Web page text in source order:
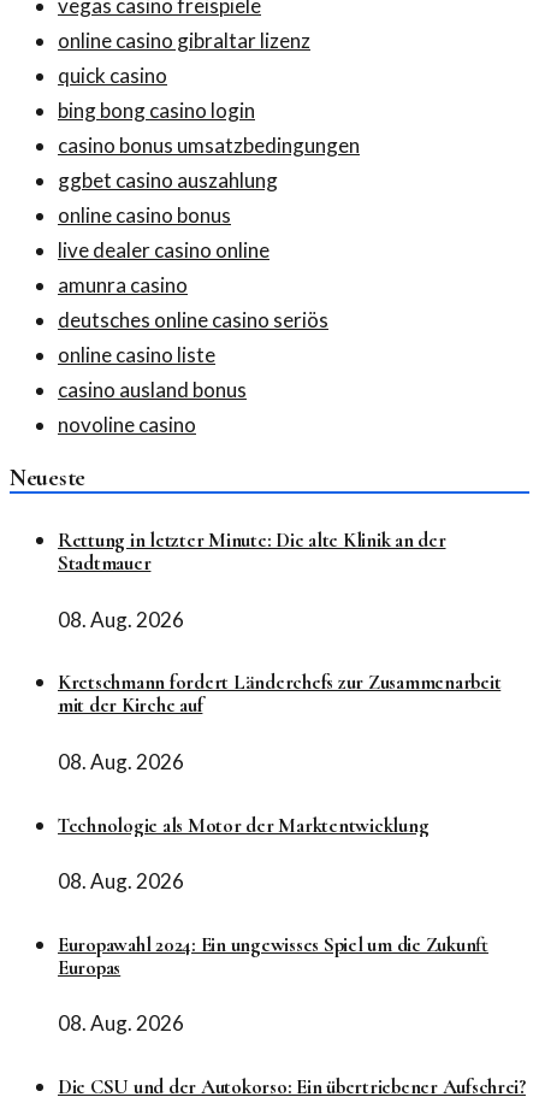
online casino gibraltar lizenz
quick casino
bing bong casino login
casino bonus umsatzbedingungen
ggbet casino auszahlung
online casino bonus
live dealer casino online
amunra casino
deutsches online casino seriös
online casino liste
casino ausland bonus
novoline casino
Neueste
Rettung in letzter Minute: Die alte Klinik an der
Stadtmauer
08. Aug. 2026
Kretschmann fordert Länderchefs zur Zusammenarbeit
mit der Kirche auf
08. Aug. 2026
Technologie als Motor der Marktentwicklung
08. Aug. 2026
Europawahl 2024: Ein ungewisses Spiel um die Zukunft
Europas
08. Aug. 2026
Die CSU und der Autokorso: Ein übertriebener Aufschrei?